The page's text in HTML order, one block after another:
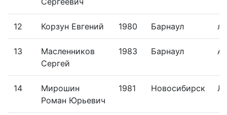
12 Корзун Евгений 1980 Барнаул
13
Масленников
Сергей
1983 Барнаул
14
Мирошин
Роман Юрьевич
1981 Новосибирск